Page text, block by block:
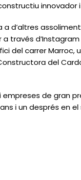
innovador
d’altres
través
del carrer
del
empreses de gran
i un després en